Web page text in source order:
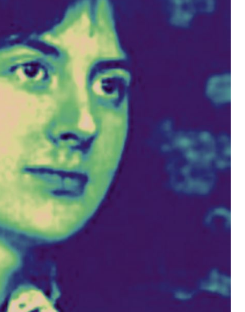
Beatriz Milhazes artista
brasileña
Zsuzsanna
en salud pública